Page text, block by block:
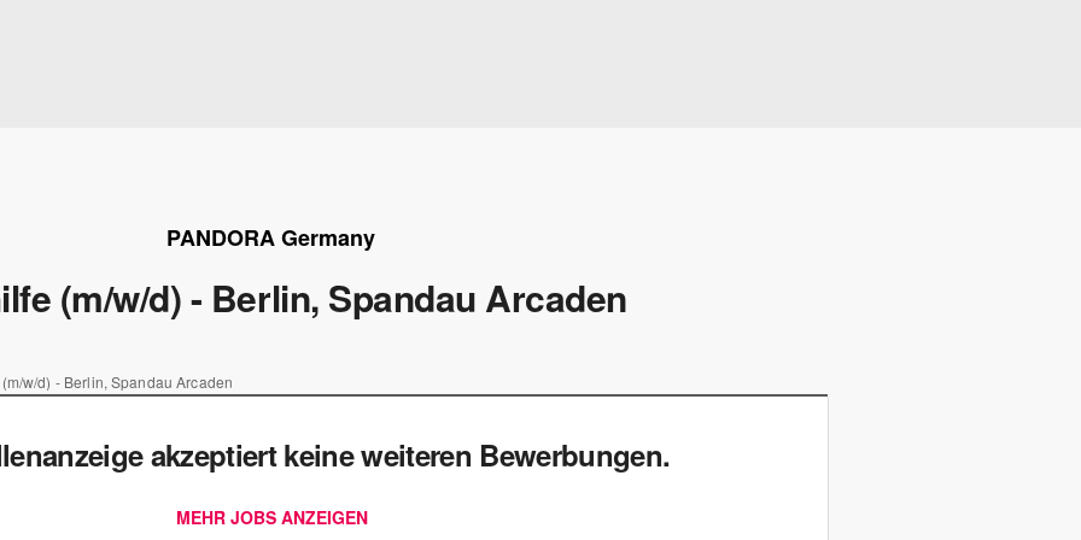
PANDORA Germany
(m/w/d) - Berlin, Spandau Arcaden
w/d) - Berlin, Spandau Arcaden
akzeptiert keine weiteren Bewerbungen.
MEHR JOBS ANZEIGEN